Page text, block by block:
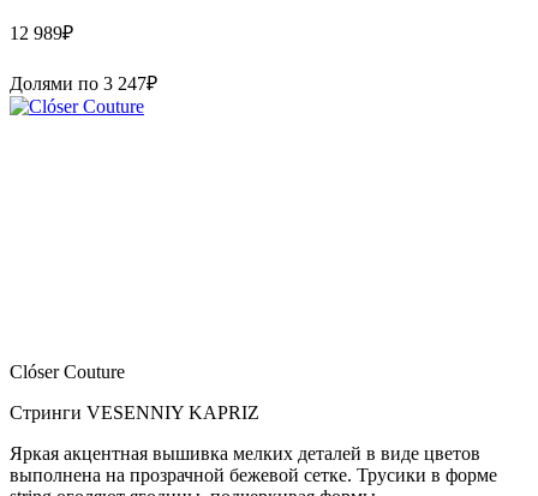
12 989₽
Долями по 3 247₽
Clóser Couture
Стринги VESENNIY KAPRIZ
Яркая акцентная вышивка мелких деталей в виде цветов
выполнена на прозрачной бежевой сетке. Трусики в форме